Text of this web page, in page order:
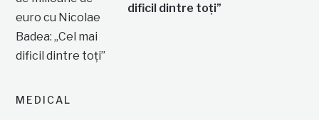
dificil dintre toți”
MEDICAL